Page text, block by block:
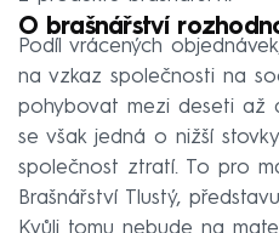
O brašnářství
Podíl vrácených
na vzkaz společnosti na
pohybovat mezi deseti až
se však jedná o nižší
společnost ztratí. To pro
Brašnářství Tlustý,